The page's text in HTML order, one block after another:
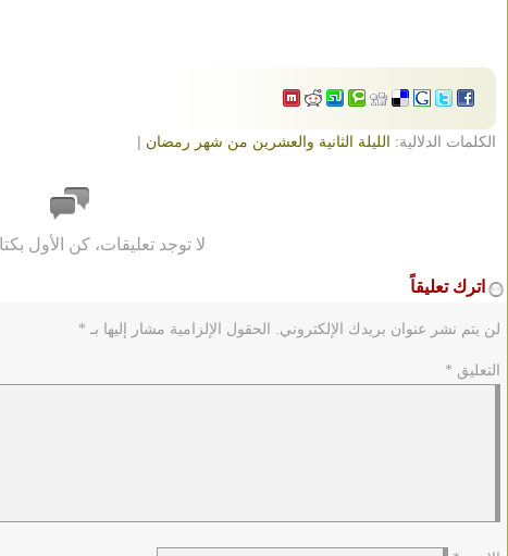
الكلمات الدلالية: الليلة الثانية والعشرين من شهر رمضان |
لا توجد تعليقات، كن الأول
اترك تعليقاً
لن يتم نشر عنوان بريدك الإلكتروني. الحقول الإلزامية مشار إليها بـ *
التعليق *